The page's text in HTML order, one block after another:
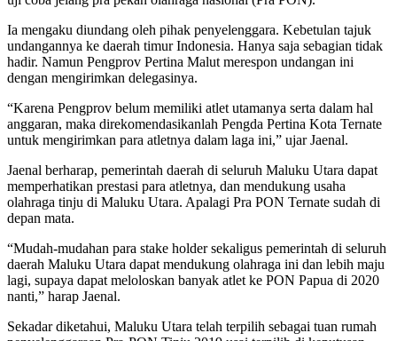
Ia mengaku diundang oleh pihak penyelenggara. Kebetulan tajuk
undangannya ke daerah timur Indonesia. Hanya saja sebagian tidak
hadir. Namun Pengprov Pertina Malut merespon undangan ini
dengan mengirimkan delegasinya.
“Karena Pengprov belum memiliki atlet utamanya serta dalam hal
anggaran, maka direkomendasikanlah Pengda Pertina Kota Ternate
untuk mengirimkan para atletnya dalam laga ini,” ujar Jaenal.
Jaenal berharap, pemerintah daerah di seluruh Maluku Utara dapat
memperhatikan prestasi para atletnya, dan mendukung usaha
olahraga tinju di Maluku Utara. Apalagi Pra PON Ternate sudah di
depan mata.
“Mudah-mudahan para stake holder sekaligus pemerintah di seluruh
daerah Maluku Utara dapat mendukung olahraga ini dan lebih maju
lagi, supaya dapat meloloskan banyak atlet ke PON Papua di 2020
nanti,” harap Jaenal.
Sekadar diketahui, Maluku Utara telah terpilih sebagai tuan rumah